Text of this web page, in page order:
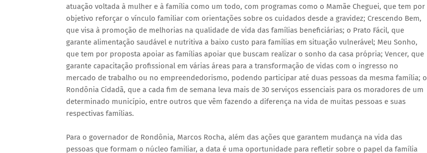
atuação voltada à mulher e à família como um todo, com programas como o Mamãe Cheguei, que tem por
objetivo reforçar o vínculo familiar com orientações sobre os cuidados desde a gravidez; Crescendo Bem,
que visa à promoção de melhorias na qualidade de vida das famílias beneficiárias; o Prato Fácil, que
garante alimentação saudável e nutritiva a baixo custo para famílias em situação vulnerável; Meu Sonho,
que tem por proposta apoiar as famílias apoiar que buscam realizar o sonho da casa própria; Vencer, que
garante capacitação profissional em várias áreas para a transformação de vidas com o ingresso no
mercado de trabalho ou no empreendedorismo, podendo participar até duas pessoas da mesma família; o
Rondônia Cidadã, que a cada fim de semana leva mais de 30 serviços essenciais para os moradores de um
determinado município, entre outros que vêm fazendo a diferença na vida de muitas pessoas e suas
respectivas famílias.
Para o governador de Rondônia, Marcos Rocha, além das ações que garantem mudança na vida das
pessoas que formam o núcleo familiar, a data é uma oportunidade para refletir sobre o papel da família